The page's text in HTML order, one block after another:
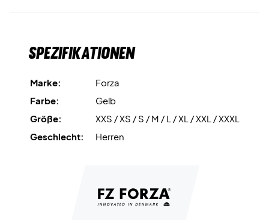
Laufe der Zeit – auch nach wiederholtem Waschen und
Spiele mit Leichtigkeit und Power – kaufe das Forza
PR2505 T-shirt Mustard Gold jetzt!
Spezifikationen
Marke:
Forza
Farbe:
Gelb
Größe:
XXS / XS / S / M / L / XL / XXL / XXXL
Geschlecht:
Herren